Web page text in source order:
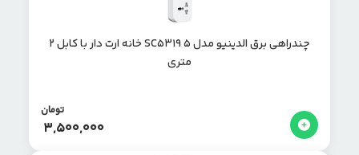
چندراهی برق الدینیو مدل SC5319 ۵ خانه ارت دار با کابل ۲
متری
3,500,000
تومان